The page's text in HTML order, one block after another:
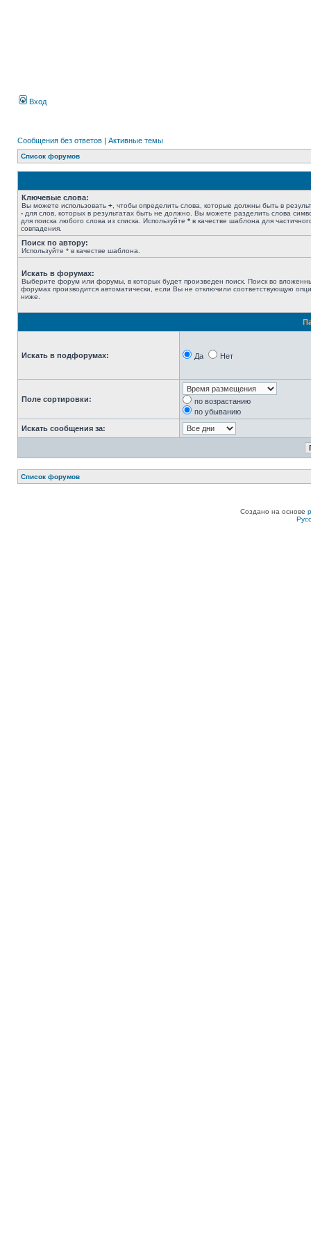
Вход
Сообщения без ответов | Активные темы
Список форумов
Ключевые слова:
Вы можете использовать + , чтобы определить слова, которые должны быть в
- для слов, которых в результатах быть не должно. Вы можете разделить слова
для поиска любого слова из списка. Используйте * в качестве шаблона для
совпадения.
Поиск по автору:
Используйте * в качестве шаблона.
Искать в форумах:
Выберите форум или форумы, в которых будет произведен поиск. Поиск во
форумах производится автоматически, если Вы не отключили соответствующую
ниже.
Искать в подфорумах: Да Нет
Поле сортировки:
по возрастанию
по убыванию
Искать сообщения за:
Список форумов
Создано на основе